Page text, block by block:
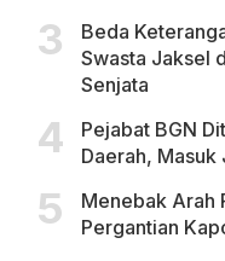
Beda
Swasta Jaksel
Senjata
Pejabat BGN
Daerah, Masuk
Menebak Arah
Pergantian